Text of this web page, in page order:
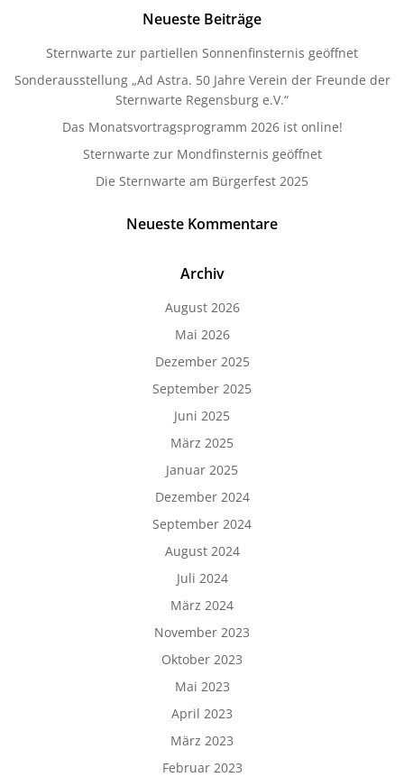
Neueste Beiträge
Sternwarte zur partiellen Sonnenfinsternis geöffnet
Sonderausstellung „Ad Astra. 50 Jahre Verein der Freunde der
Sternwarte Regensburg e.V.“
Das Monatsvortragsprogramm 2026 ist online!
Sternwarte zur Mondfinsternis geöffnet
Die Sternwarte am Bürgerfest 2025
Neueste Kommentare
Archiv
August 2026
Mai 2026
Dezember 2025
September 2025
Juni 2025
März 2025
Januar 2025
Dezember 2024
September 2024
August 2024
Juli 2024
März 2024
November 2023
Oktober 2023
Mai 2023
April 2023
März 2023
Februar 2023